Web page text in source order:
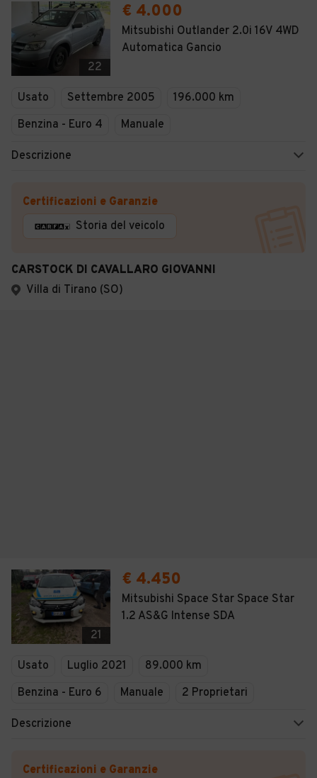
22
€ 4.000
Mitsubishi Outlander 2.0i 16V 4WD
Automatica Gancio
Usato Settembre 2005
196.000 km
Benzina - Euro 4
Manuale
Descrizione
Certificazioni e Garanzie
Storia del veicolo
CARSTOCK DI CAVALLARO GIOVANNI
Villa di Tirano (SO)
21
€ 4.450
Mitsubishi Space Star Space Star
1.2 AS&G Intense SDA
Usato Luglio 2021
89.000 km
Benzina - Euro 6
Manuale 2 Proprietari
Descrizione
Certificazioni e Garanzie